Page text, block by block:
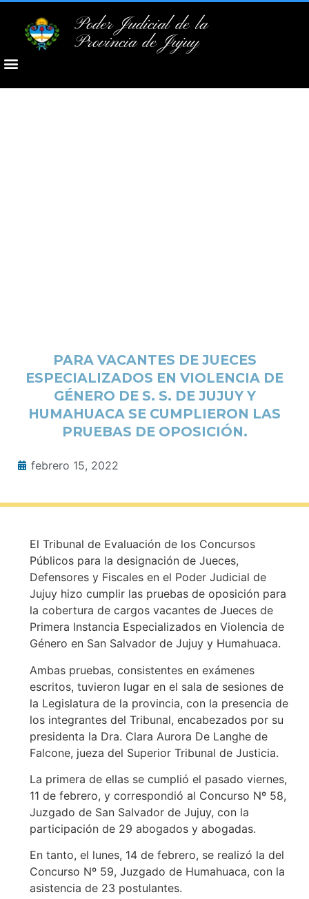
Poder Judicial de la
Provincia de Jujuy
PARA VACANTES DE JUECES
ESPECIALIZADOS EN VIOLENCIA DE
GÉNERO DE S. S. DE JUJUY Y
HUMAHUACA SE CUMPLIERON LAS
PRUEBAS DE OPOSICIÓN.
febrero 15, 2022
El Tribunal de Evaluación de los Concursos
Públicos para la designación de Jueces,
Defensores y Fiscales en el Poder Judicial de
Jujuy hizo cumplir las pruebas de oposición para
la cobertura de cargos vacantes de Jueces de
Primera Instancia Especializados en Violencia de
Género en San Salvador de Jujuy y Humahuaca.
Ambas pruebas, consistentes en exámenes
escritos, tuvieron lugar en el sala de sesiones de
la Legislatura de la provincia, con la presencia de
los integrantes del Tribunal, encabezados por su
presidenta la Dra. Clara Aurora De Langhe de
Falcone, jueza del Superior Tribunal de Justicia.
La primera de ellas se cumplió el pasado viernes,
11 de febrero, y correspondió al Concurso Nº 58,
Juzgado de San Salvador de Jujuy, con la
participación de 29 abogados y abogadas.
En tanto, el lunes, 14 de febrero, se realizó la del
Concurso Nº 59, Juzgado de Humahuaca, con la
asistencia de 23 postulantes.